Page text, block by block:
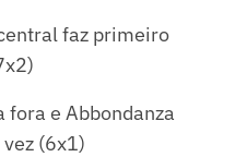
faz primeiro
fora e Abbondanza
(6x1)